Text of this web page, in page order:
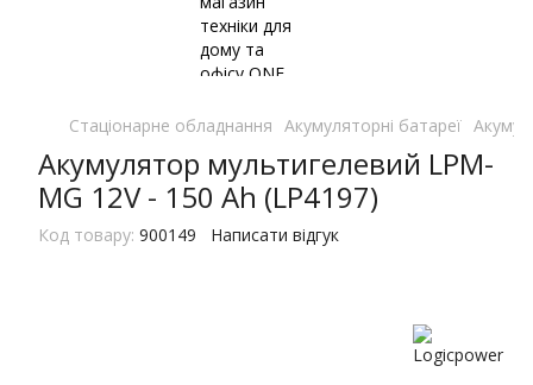
Стаціонарне обладнання Акумуляторні батареї
Акумулятор мультигелевий LPM-
MG 12V - 150 Ah (LP4197)
Код товару: 900149 Написати відгук